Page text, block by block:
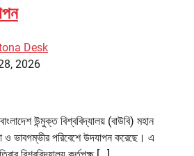
Desk
2026
উন্মুক্ত বিশ্ববিদ্যালয় (বাউবি) মহান
ও ভাবগম্ভীর পরিবেশে উদযাপন করেছে। এ